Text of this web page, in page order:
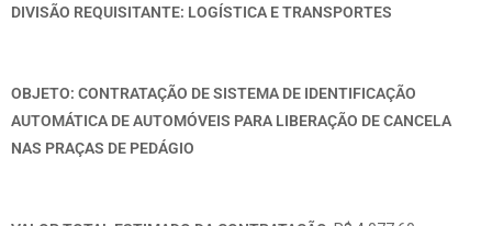
DIVISÃO REQUISITANTE: LOGÍSTICA E TRANSPORTES
OBJETO: CONTRATAÇÃO DE SISTEMA DE IDENTIFICAÇÃO
AUTOMÁTICA DE AUTOMÓVEIS PARA LIBERAÇÃO DE CANCELA
NAS PRAÇAS DE PEDÁGIO